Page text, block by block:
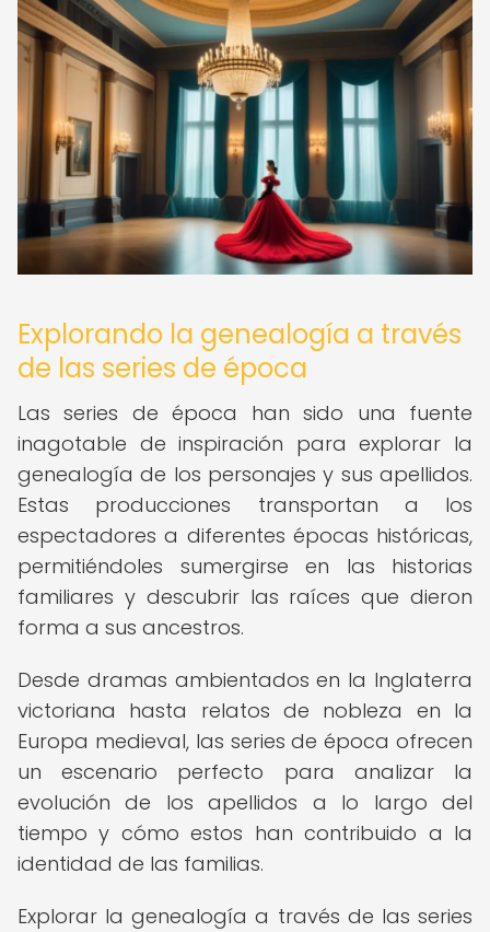
Explorando la genealogía a través
de las series de época
Las series de época han sido una fuente
inagotable de inspiración para explorar la
genealogía de los personajes y sus apellidos.
Estas producciones transportan a los
espectadores a diferentes épocas históricas,
permitiéndoles sumergirse en las historias
familiares y descubrir las raíces que dieron
forma a sus ancestros.
Desde dramas ambientados en la Inglaterra
victoriana hasta relatos de nobleza en la
Europa medieval, las series de época ofrecen
un escenario perfecto para analizar la
evolución de los apellidos a lo largo del
tiempo y cómo estos han contribuido a la
identidad de las familias.
Explorar la genealogía a través de las series